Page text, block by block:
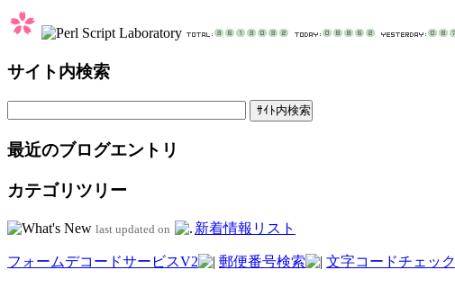
サイト内検索
最近のブログエントリ
カテゴリツリー
last updated on 新着情報リスト
フォームデコードサービスV2 郵便番号検索 文字コードチェック